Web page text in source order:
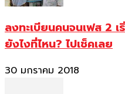
ลงทะเบียนคนจนเฟส 2 เ
ยังไงที่ไหน? ไปเช็คเลย
30 มกราคม 2018